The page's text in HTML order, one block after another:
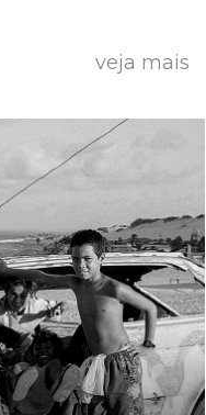
veja mais